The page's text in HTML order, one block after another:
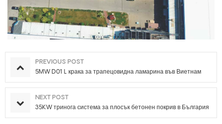
PREVIOUS POST
5MW D01 L крака за трапецовидна ламарина във Виетнам
NEXT POST
35KW тринога система за плосък бетонен покрив в България